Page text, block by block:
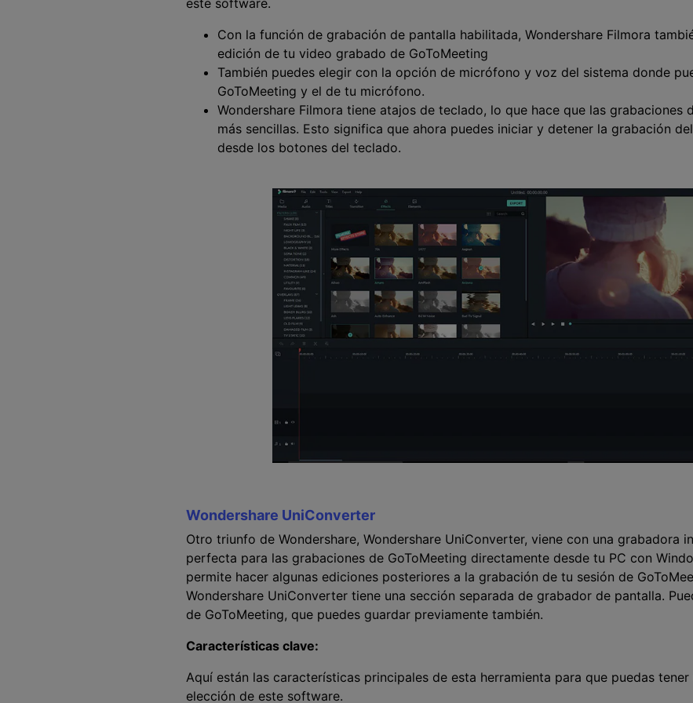
este software.
Con la función de grabación de pantalla habilitada, Wondershare Filmora
edición de tu video grabado de GoToMeeting
También puedes elegir con la opción de micrófono y voz del sistema donde
GoToMeeting y el de tu micrófono.
Wondershare Filmora tiene atajos de teclado, lo que hace que las grabaciones
más sencillas. Esto significa que ahora puedes iniciar y detener la grabación
desde los botones del teclado.
Wondershare UniConverter
Otro triunfo de Wondershare, Wondershare UniConverter, viene con una grabadora
perfecta para las grabaciones de GoToMeeting directamente desde tu PC con
permite hacer algunas ediciones posteriores a la grabación de tu sesión de
Wondershare UniConverter tiene una sección separada de grabador de pantalla.
de GoToMeeting, que puedes guardar previamente también.
Características clave:
Aquí están las características principales de esta herramienta para que puedas
elección de este software.